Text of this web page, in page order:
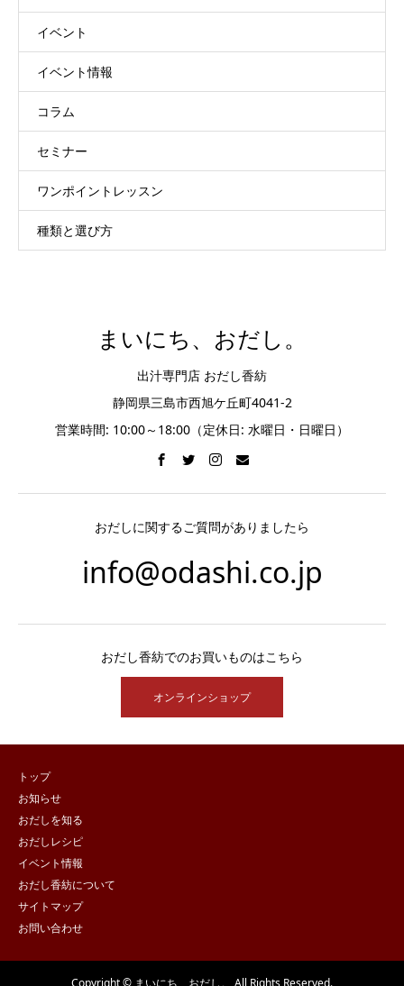
イベント
イベント情報
コラム
セミナー
ワンポイントレッスン
種類と選び方
まいにち、おだし。
出汁専門店 おだし香紡
静岡県三島市西旭ケ丘町4041-2
営業時間: 10:00～18:00（定休日: 水曜日・日曜日）
おだしに関するご質問がありましたら
info@odashi.co.jp
おだし香紡でのお買いものはこちら
オンラインショップ
トップ
お知らせ
おだしを知る
おだしレシピ
イベント情報
おだし香紡について
サイトマップ
お問い合わせ
Copyright © まいにち、おだし。 All Rights Reserved.